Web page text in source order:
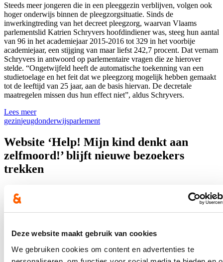
Deze website maakt gebruik van cookies
We gebruiken cookies om content en advertenties te
Steeds meer jongeren die in een pleeggezin verblijven, volgen ook
hoger onderwijs binnen de pleegzorgsituatie. Sinds de
inwerkingtreding van het decreet pleegzorg, waarvan Vlaams
parlementslid Katrien Schryvers hoofdindiener was, steeg hun aantal
van 96 in het academiejaar 2015-2016 tot 329 in het voorbije
academiejaar, een stijging van maar liefst 242,7 procent. Dat vernam
Schryvers in antwoord op parlementaire vragen die ze hierover
stelde. “Ongetwijfeld heeft de automatische toekenning van een
studietoelage en het feit dat we pleegzorg mogelijk hebben gemaakt
tot de leeftijd van 25 jaar, aan de basis hiervan. De decretale
maatregelen missen dus hun effect niet”, aldus Schryvers.
Lees meer
gezinjeugdonderwijsparlement
Website ‘Help! Mijn kind denkt aan
zelfmoord!’ blijft nieuwe bezoekers
trekken
In het vijfde bestaansjaar van de website ‘Help! Mijn kind denkt aan
zo vernam Vlaams parlementslid Katrien Schryvers in antwoord op
Crevits (cd&v). “Dat bewijst dat veel mensen echt wel vragen